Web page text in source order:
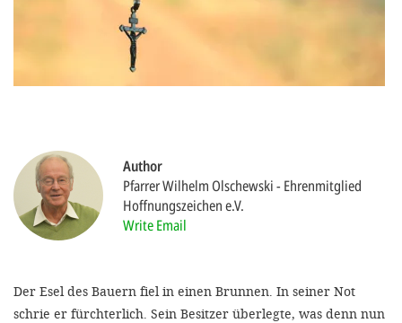
Author
Pfarrer Wilhelm Olschewski Ehrenmitglied
Hoffnungszeichen e.V.
Write Email
Der Esel des Bauern fiel in einen Brunnen. In seiner Not
schrie er fürchterlich. Sein Besitzer überlegte, was denn nun
efficient,
cookies
in the